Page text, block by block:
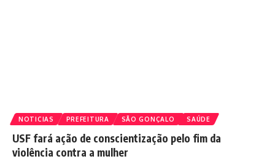
NOTICIAS PREFEITURA SÃO GONÇALO SAÚDE
USF fará ação de conscientização pelo fim da
violência contra a mulher